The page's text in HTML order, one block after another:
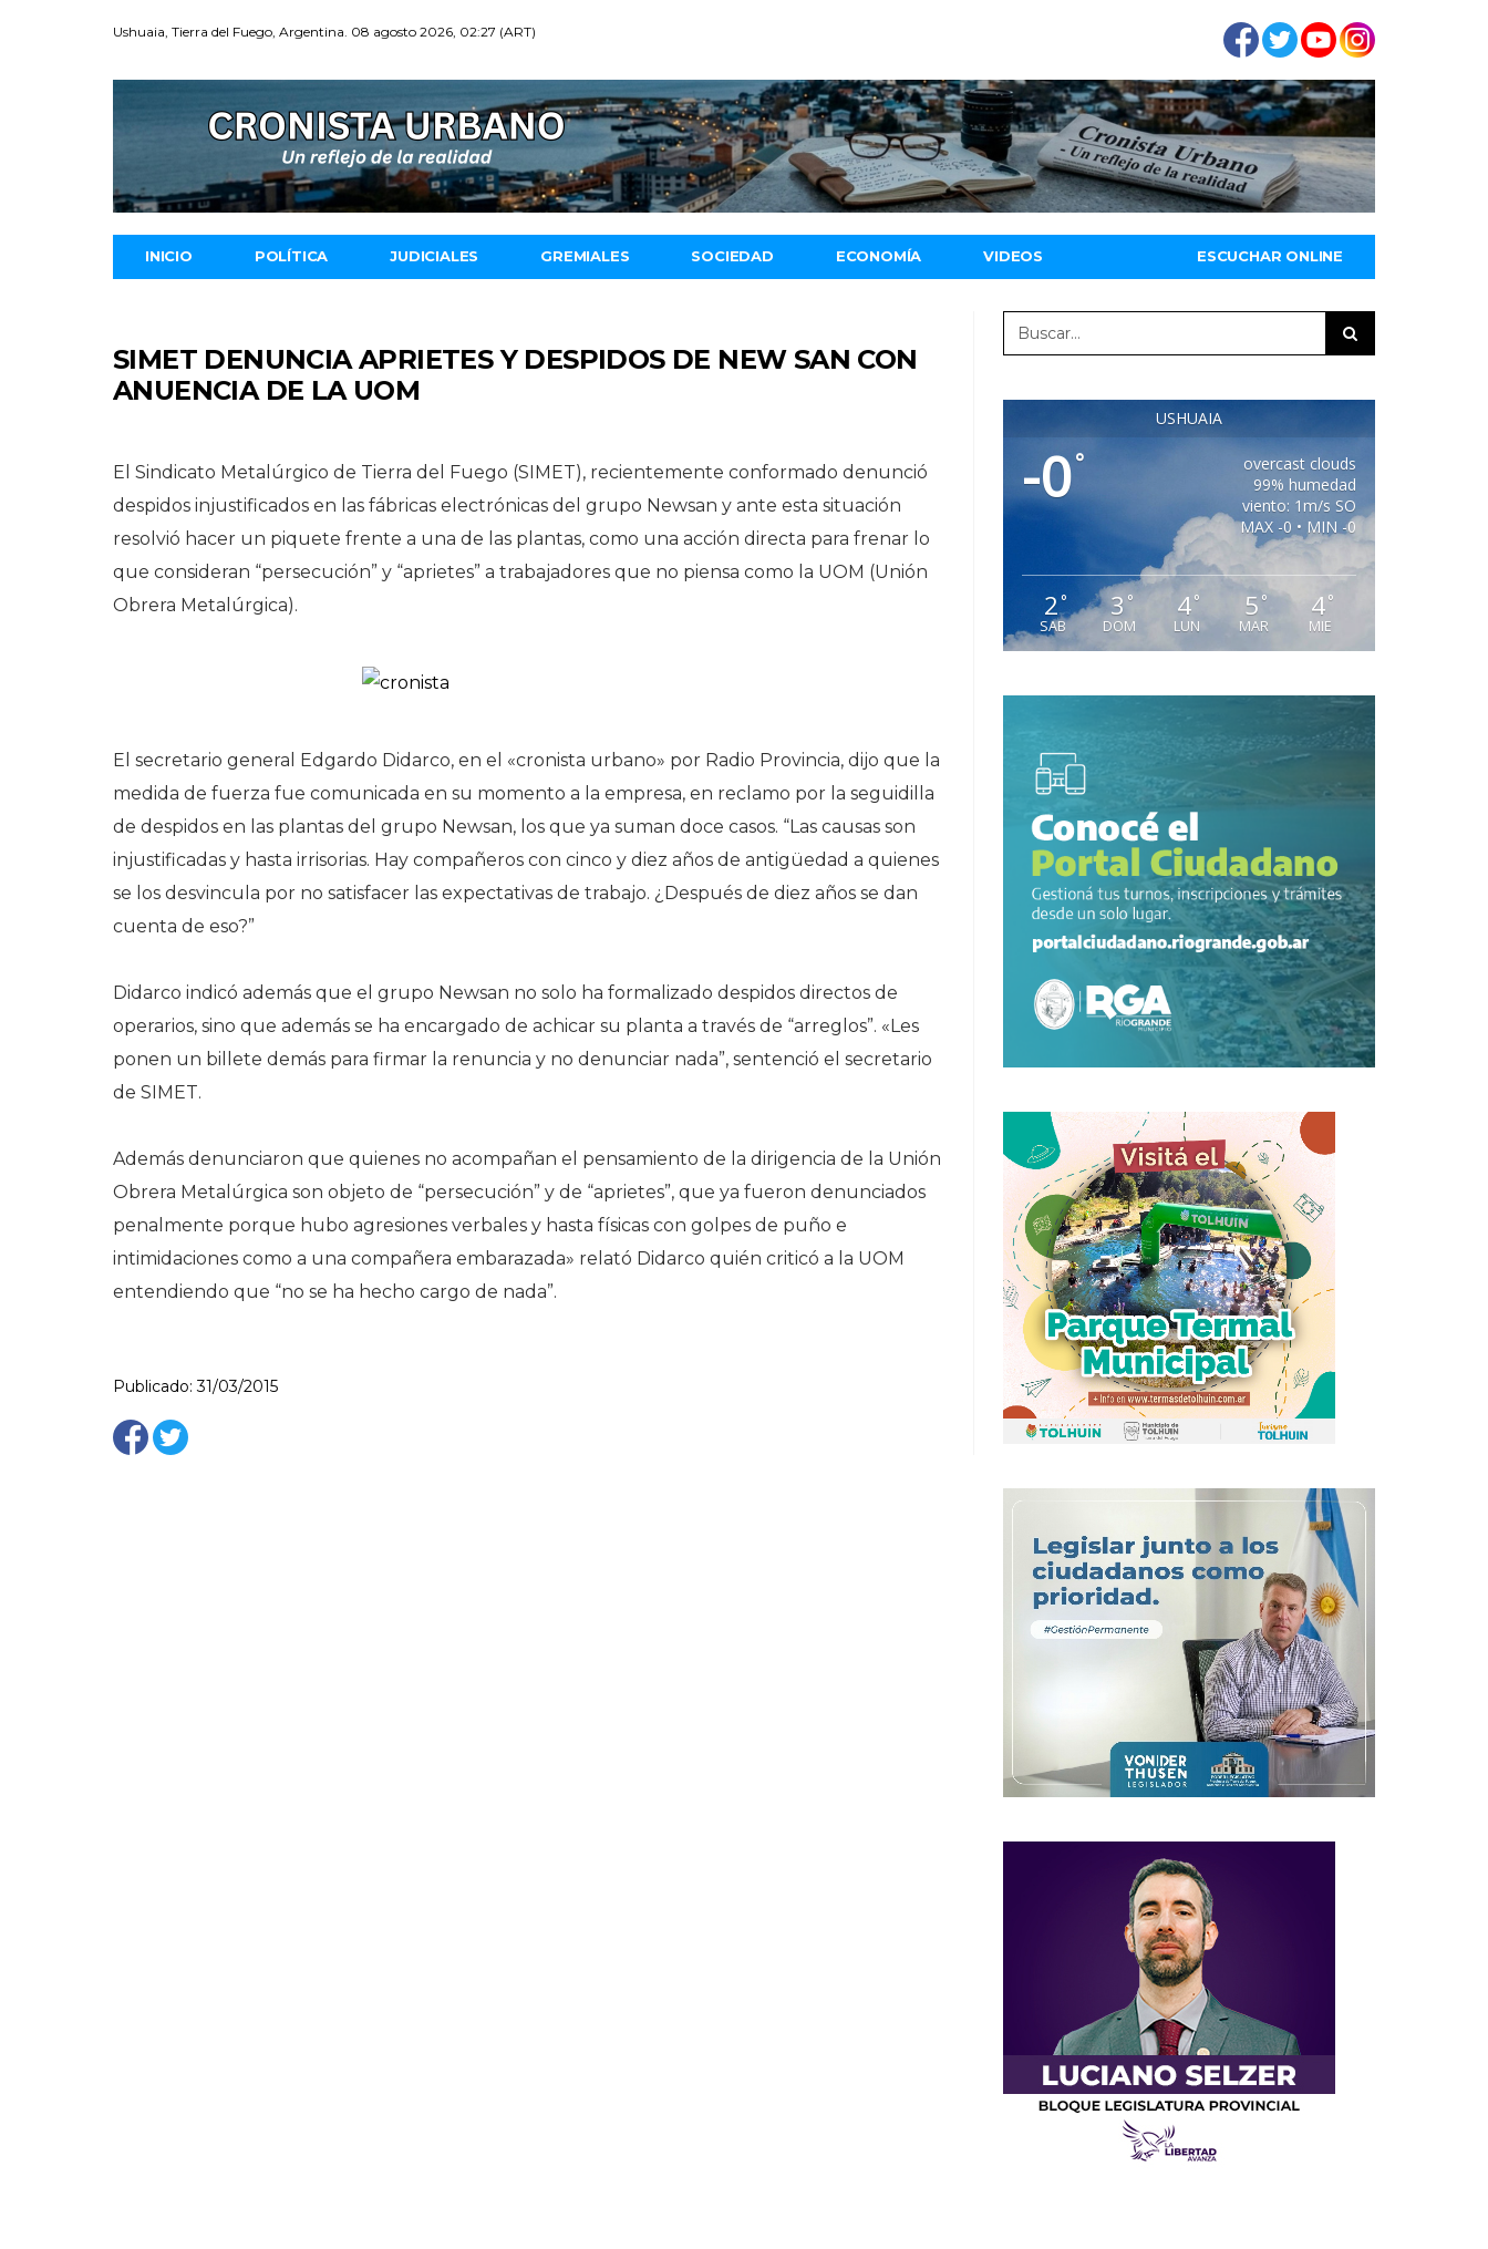
Ushuaia, Tierra del Fuego, Argentina. 08 agosto 2026, 02:27 (ART)
INICIO POLÍTICA JUDICIALES GREMIALES SOCIEDAD ECONOMÍA VIDEOS ESCUCHAR ONLINE
SIMET DENUNCIA APRIETES Y DESPIDOS DE NEW SAN CON
ANUENCIA DE LA UOM
El Sindicato Metalúrgico de Tierra del Fuego (SIMET), recientemente conformado denunció
despidos injustificados en las fábricas electrónicas del grupo Newsan y ante esta situación
resolvió hacer un piquete frente a una de las plantas, como una acción directa para frenar lo
que consideran “persecución” y “aprietes” a trabajadores que no piensa como la UOM (Unión
Obrera Metalúrgica).
El secretario general Edgardo Didarco, en el «cronista urbano» por Radio Provincia, dijo que la
medida de fuerza fue comunicada en su momento a la empresa, en reclamo por la seguidilla
de despidos en las plantas del grupo Newsan, los que ya suman doce casos. “Las causas son
injustificadas y hasta irrisorias. Hay compañeros con cinco y diez años de antigüedad a quienes
se los desvincula por no satisfacer las expectativas de trabajo. ¿Después de diez años se dan
cuenta de eso?”
Didarco indicó además que el grupo Newsan no solo ha formalizado despidos directos de
operarios, sino que además se ha encargado de achicar su planta a través de “arreglos”. «Les
ponen un billete demás para firmar la renuncia y no denunciar nada”, sentenció el secretario
de SIMET.
Además denunciaron que quienes no acompañan el pensamiento de la dirigencia de la Unión
Obrera Metalúrgica son objeto de “persecución” y de “aprietes”, que ya fueron denunciados
penalmente porque hubo agresiones verbales y hasta físicas con golpes de puño e
intimidaciones como a una compañera embarazada» relató Didarco quién criticó a la UOM
entendiendo que “no se ha hecho cargo de nada”.
Publicado: 31/03/2015
USHUAIA
-0°
overcast clouds
99% humedad
viento: 1m/s SO
MAX -0 • MIN -0
2°
SAB
3 °
DOM
4°
LUN
5 °
MAR
4°
MIE